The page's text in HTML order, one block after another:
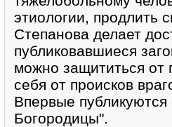
этиологии, продлить
Степанова делает
публиковавшиеся
можно защититься от
себя от происков
Впервые
Богородицы".